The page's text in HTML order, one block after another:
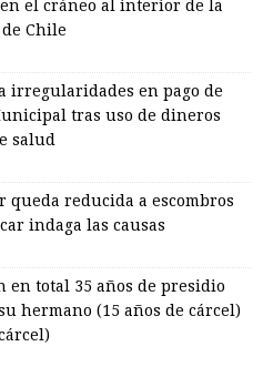
el cráneo al interior de la
Chile
irregularidades en pago de
tras uso de dineros
salud
queda reducida a escombros
indaga las causas
en total 35 años de presidio
hermano (15 años de cárcel)